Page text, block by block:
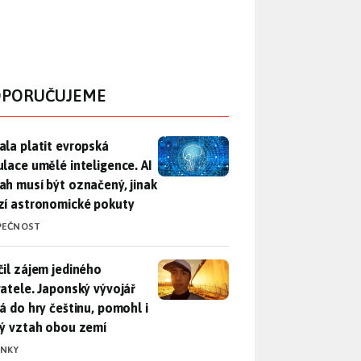
platit evropská regulace umělé inteligence. AI obsah
platit evropská
umělé inteligence. AI
musí být označený, jinak
astronomické pokuty
zájem jediného uživatele. Japonský vývojář přidá do hry
zájem jediného
Japonský vývojář
do hry češtinu, pomohl i
vztah obou zemí